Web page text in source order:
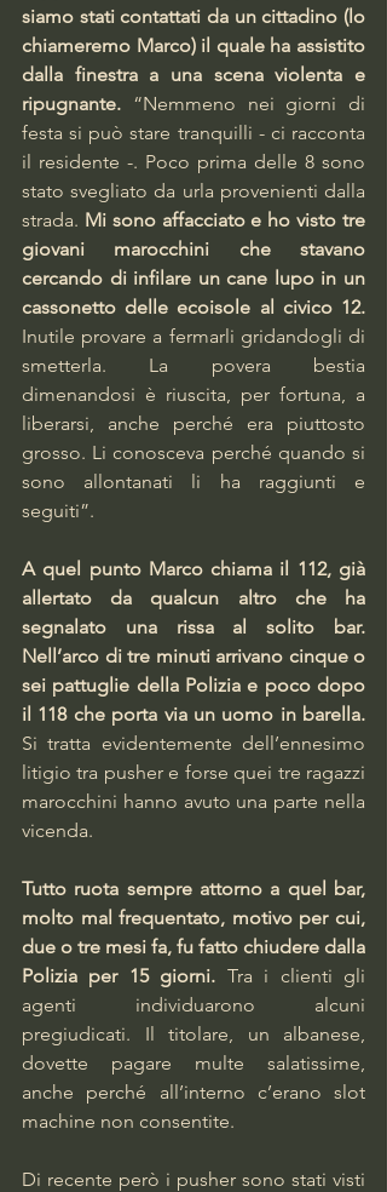
siamo stati contattati da un cittadino (lo
chiameremo Marco) il quale ha assistito
dalla finestra a una scena violenta e
ripugnante. “Nemmeno nei giorni di
festa si può stare tranquilli - ci racconta
il residente -. Poco prima delle 8 sono
stato svegliato da urla provenienti dalla
strada. Mi sono affacciato e ho visto tre
giovani marocchini che stavano
cercando di infilare un cane lupo in un
Inutile provare a fermarli gridandogli di
smetterla. La povera bestia
dimenandosi è riuscita, per fortuna, a
liberarsi, anche perché era piuttosto
grosso. Li conosceva perché quando si
sono allontanati li ha raggiunti e
seguiti”.
A quel punto Marco chiama il 112, già
allertato da qualcun altro che ha
segnalato una rissa al solito bar.
Nell’arco di tre minuti arrivano cinque o
sei pattuglie della Polizia e poco dopo
il 118 che porta via un uomo in barella.
Si tratta evidentemente dell’ennesimo
litigio tra pusher e forse quei tre ragazzi
marocchini hanno avuto una parte nella
vicenda.
Tutto ruota sempre attorno a quel bar,
molto mal frequentato, motivo per cui,
due o tre mesi fa, fu fatto chiudere dalla
Polizia per 15 giorni. Tra i clienti gli
agenti individuarono alcuni
pregiudicati. Il titolare, un albanese,
dovette pagare multe salatissime,
anche perché all’interno c’erano slot
machine non consentite.
Di recente però i pusher sono stati visti